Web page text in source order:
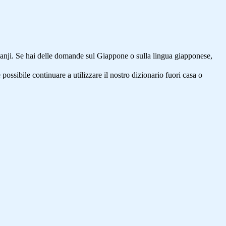
Se hai delle domande sul Giappone o sulla lingua giapponese,
possibile continuare a utilizzare il nostro dizionario fuori casa o